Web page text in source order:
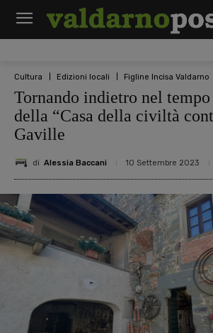
Cultura Edizioni locali Figline Incisa Valdarno
Tornando indietro nel
della “Casa della civiltà
Gaville
di Alessia Baccani 10 Settembre 2023